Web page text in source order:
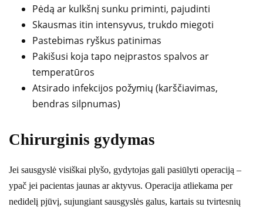
Pėdą ar kulkšnį sunku priminti, pajudinti
Skausmas itin intensyvus, trukdo miegoti
Pastebimas ryškus patinimas
Pakišusi koja tapo neįprastos spalvos ar
temperatūros
Atsirado infekcijos požymių (karščiavimas,
bendras silpnumas)
Chirurginis gydymas
Jei sausgyslė visiškai plyšo, gydytojas gali pasiūlyti operaciją –
ypač jei pacientas jaunas ar aktyvus. Operacija atliekama per
nedidelį pjūvį, sujungiant sausgyslės galus, kartais su tvirtesnių